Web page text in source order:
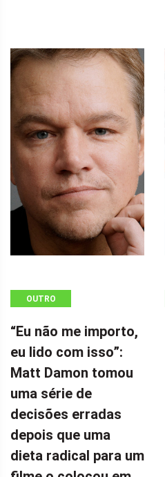
OUTRO
“Eu não me importo,
eu lido com isso”:
Matt Damon tomou
uma série de
decisões erradas
depois que uma
dieta radical para um